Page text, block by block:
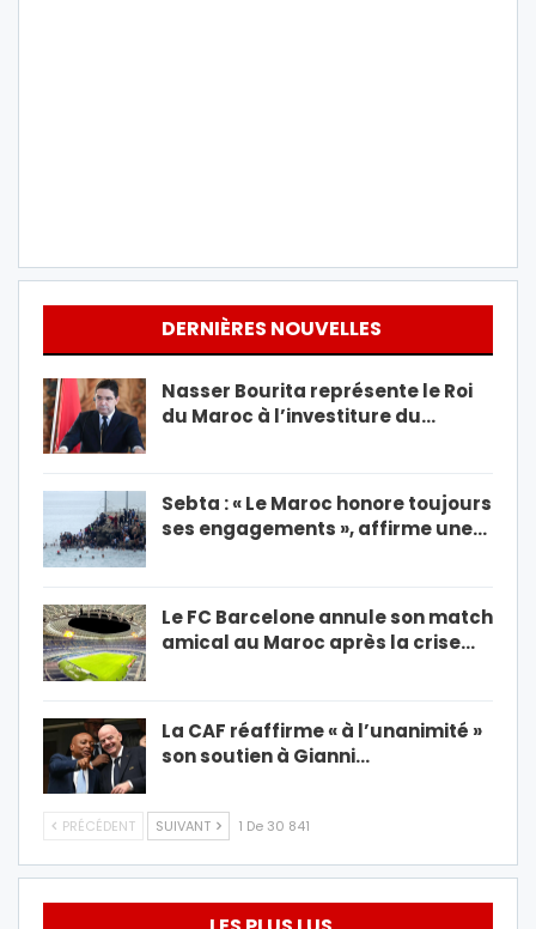
DERNIÈRES NOUVELLES
Nasser Bourita représente le Roi
du Maroc à l’investiture du…
Sebta : « Le Maroc honore toujours
ses engagements », affirme une…
Le FC Barcelone annule son match
amical au Maroc après la crise…
La CAF réaffirme « à l’unanimité »
son soutien à Gianni…
PRÉCÉDENT SUIVANT 1 De 30 841